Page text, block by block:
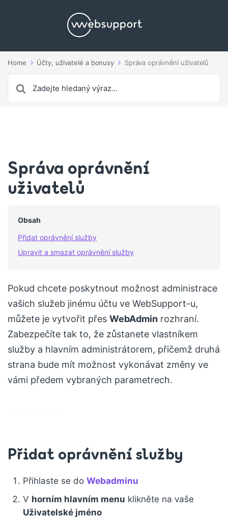
Home Účty, uživatelé a bonusy Správa oprávnění uživatelů
For
Správa oprávnění
uživatelů
Obsah
Přidat oprávnění služby
Upravit a smazat oprávnění služby
Pokud chcete poskytnout možnost administrace
vašich služeb jinému účtu ve WebSupport-u,
můžete je vytvořit přes WebAdmin rozhraní.
Zabezpečíte tak to, že zůstanete vlastníkem
služby a hlavním administrátorem, přičemž druhá
strana bude mít možnost vykonávat změny ve
vámi předem vybraných parametrech.
Přidat oprávnění služby
Přihlaste se do Webadminu
V horním hlavním menu klikněte na vaše
Uživatelské jméno